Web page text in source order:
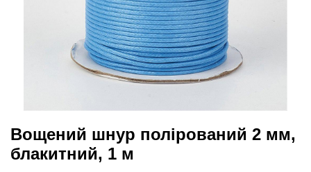
Вощений шнур полірований 2 мм,
блакитний, 1 м